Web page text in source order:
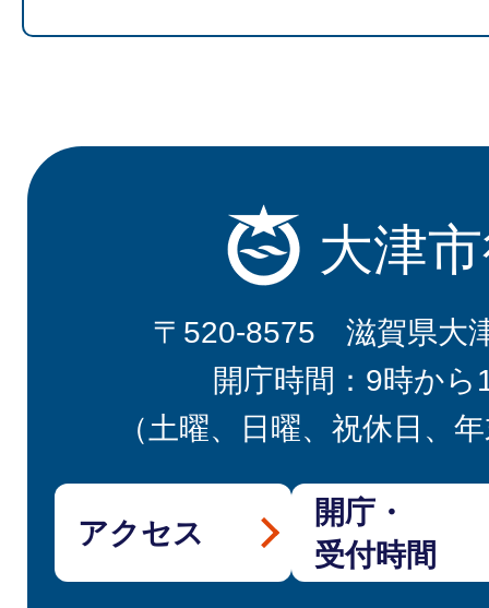
大津
〒520-8575 滋賀県大
開庁時間：9時から
（土曜、日曜、祝休日、
アクセス
開庁・
受付時間